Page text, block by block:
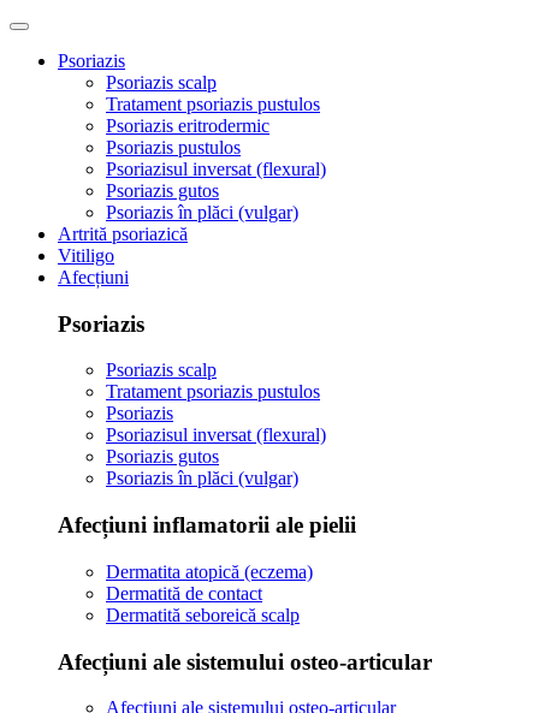
Psoriazis
Psoriazis scalp
Tratament psoriazis pustulos
Psoriazis eritrodermic
Psoriazis pustulos
Psoriazisul inversat (flexural)
Psoriazis gutos
Psoriazis în plăci (vulgar)
Artrită psoriazică
Vitiligo
Afecțiuni
Psoriazis
Psoriazis scalp
Tratament psoriazis pustulos
Psoriazis
Psoriazisul inversat (flexural)
Psoriazis gutos
Psoriazis în plăci (vulgar)
Afecțiuni inflamatorii ale pielii
Dermatita atopică (eczema)
Dermatită de contact
Dermatită seboreică scalp
Afecțiuni ale sistemului osteo-articular
Afecțiuni ale sistemului osteo-articular